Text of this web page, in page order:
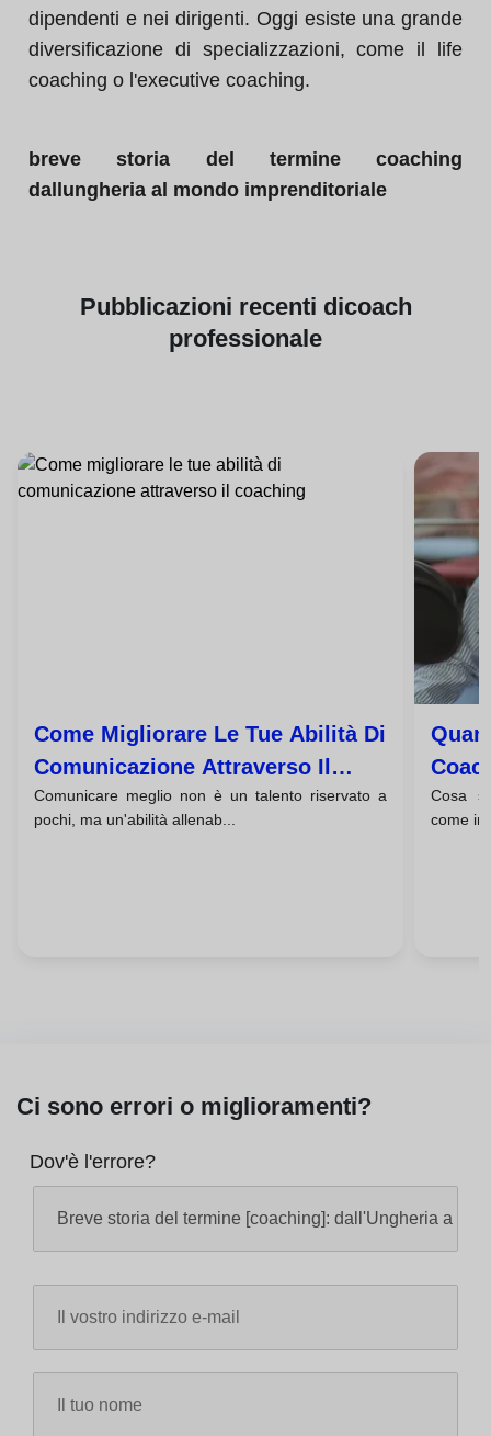
dipendenti e nei dirigenti. Oggi esiste una grande
diversificazione di specializzazioni, come il life
coaching o l'executive coaching.
breve storia del termine coaching
dallungheria al mondo imprenditoriale
Pubblicazioni recenti dicoach
professionale
Come Migliorare Le Tue Abilità Di
Comunicazione Attraverso Il
Coaching
Comunicare meglio non è un talento riservato a
pochi, ma un'abilità allenab...
Cosa
come
Ci sono errori o miglioramenti?
Dov'è l'errore?